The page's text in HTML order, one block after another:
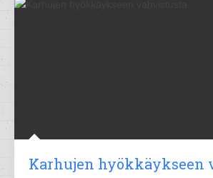
Karhujen hyökkäykseen